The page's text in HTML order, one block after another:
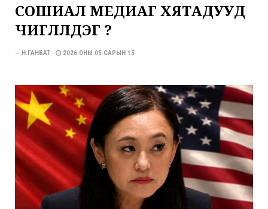
СОШИАЛ МЕДИАГ ХЯТАДУУД
ЧИГЛҮҮЛДЭГ ҮҮ?
— Н.ГАНБАТ 2026 ОНЫ 05 САРЫН 15